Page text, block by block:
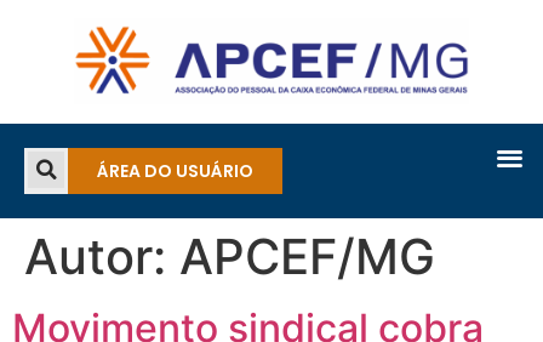
ÁREA DO USUÁRIO
Autor: APCEF/MG
Movimento sindical cobra